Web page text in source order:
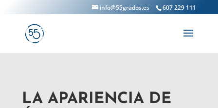
607 229 111
info@55grados.es
LA APARIENCIA DE